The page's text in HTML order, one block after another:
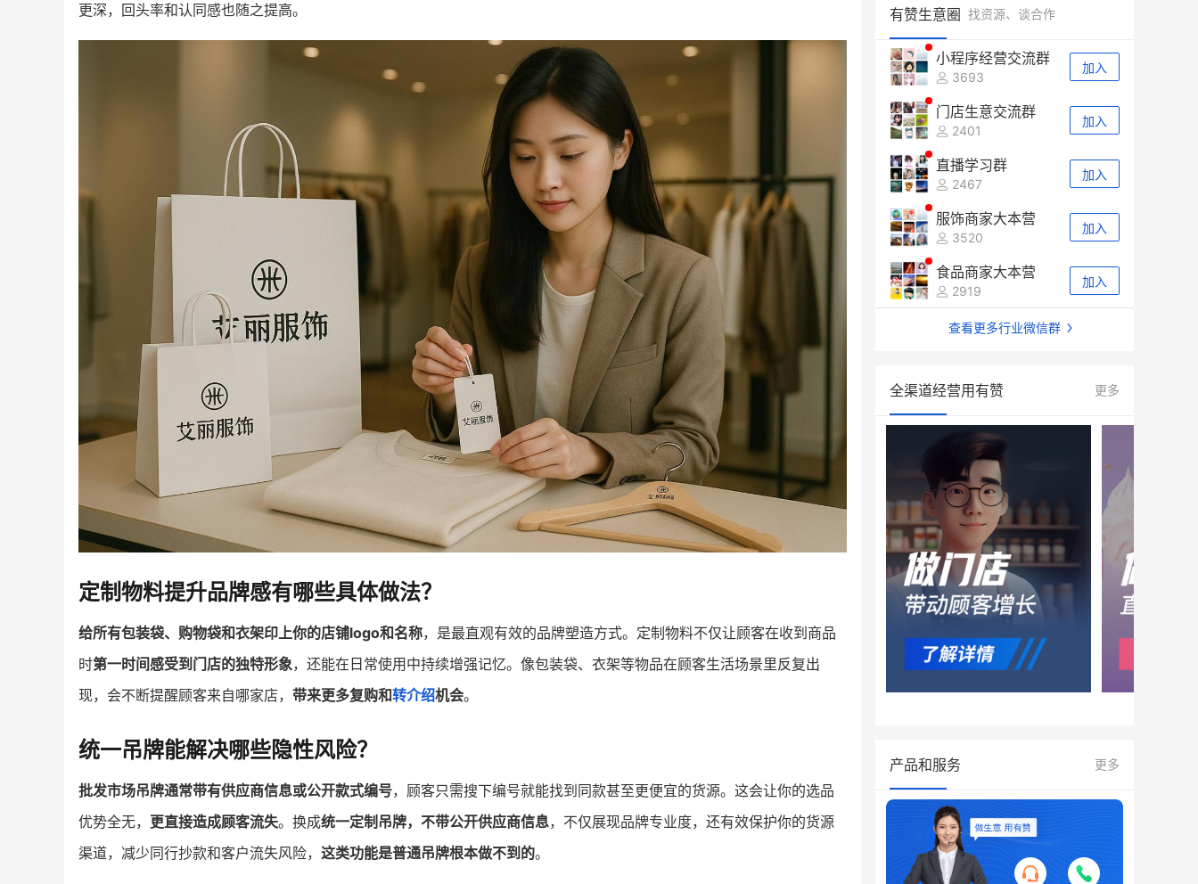
更深，回头率和认同感也随之提高。
定制物料提升品牌感有哪些具体做法？
给所有包装袋、购物袋和衣架印上你的店铺logo和名称，是最直观有效的品牌塑造方式。定制物料不仅让顾客在收到商品
时第一时间感受到门店的独特形象，还能在日常使用中持续增强记忆。像包装袋、衣架等物品在顾客生活场景里反复出
现，会不断提醒顾客来自哪家店， 带来更多复购和转介绍机会。
统一吊牌能解决哪些隐性风险？
批发市场吊牌通常带有供应商信息或公开款式编号，顾客只需搜下编号就能找到同款甚至更便宜的货源。这会让你的选品
优势全无， 更直接造成顾客流失。换成统一定制吊牌，不带公开供应商信息，不仅展现品牌专业度，还有效保护你的货源
渠道，减少同行抄款和客户流失风险， 这类功能是普通吊牌根本做不到的。
有赞生意圈 找资源、谈合作
小程序经营交流群
3693
加入
门店生意交流群
2401
加入
直播学习群
2467
加入
服饰商家大本营
3520
加入
食品商家大本营
2919
加入
查看更多行业微信群
全渠道经营用有赞 更多
产品和服务 更多